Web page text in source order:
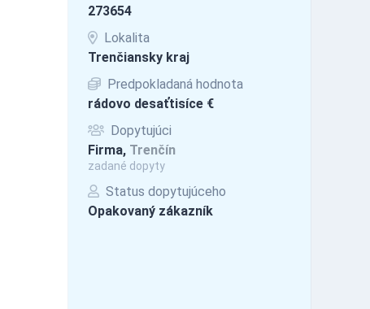
273654
Lokalita
Trenčiansky kraj
Predpokladaná hodnota
rádovo desaťtisíce €
Dopytujúci
Firma, Trenčín
zadané dopyty
Status dopytujúceho
Opakovaný zákazník